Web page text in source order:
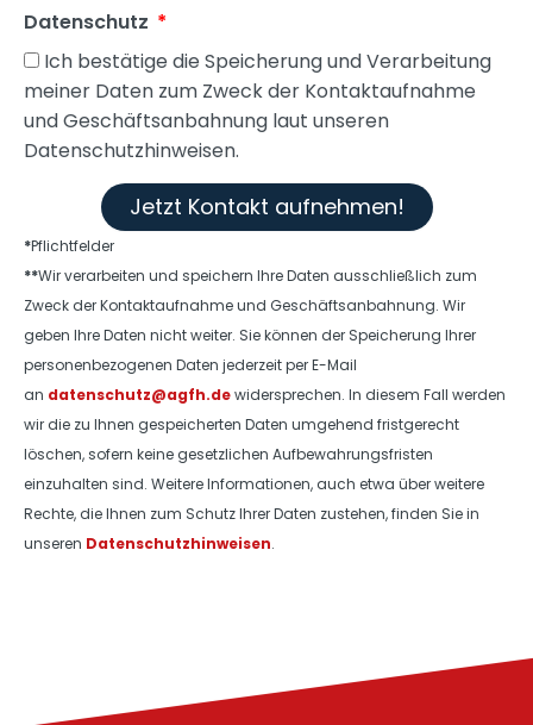
Datenschutz
Ich bestätige die Speicherung und Verarbeitung
meiner Daten zum Zweck der Kontaktaufnahme
und Geschäftsanbahnung laut unseren
Datenschutzhinweisen.
Jetzt Kontakt aufnehmen!
*Pflichtfelder
**Wir verarbeiten und speichern Ihre Daten ausschließlich zum
Zweck der Kontaktaufnahme und Geschäftsanbahnung. Wir
geben Ihre Daten nicht weiter. Sie können der Speicherung Ihrer
personenbezogenen Daten jederzeit per E-Mail
an datenschutz@agfh.dewidersprechen. In diesem Fall werden
wir die zu Ihnen gespeicherten Daten umgehend fristgerecht
löschen, sofern keine gesetzlichen Aufbewahrungsfristen
einzuhalten sind. Weitere Informationen, auch etwa über weitere
Rechte, die Ihnen zum Schutz Ihrer Daten zustehen, finden Sie in
unseren Datenschutzhinweisen.